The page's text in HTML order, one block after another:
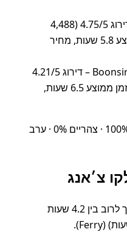
Andaman Shuttle – דירוג 4.75/5 (4,488
ביקורות, ~6%), זמן ממוצע 5.8 שעות, מחיר
Boonsiri High Speed Ferries – דירוג 4.21/5
(3,506 ביקורות, ~5%), זמן ממוצע 6.5 שעות,
שעות יציאה פופולריות: בוקר 100% · צהריים 0% · ערב
צ׳אנג
משך ההפלגה במעבורת נמשך לרוב בין 4.2 שעות